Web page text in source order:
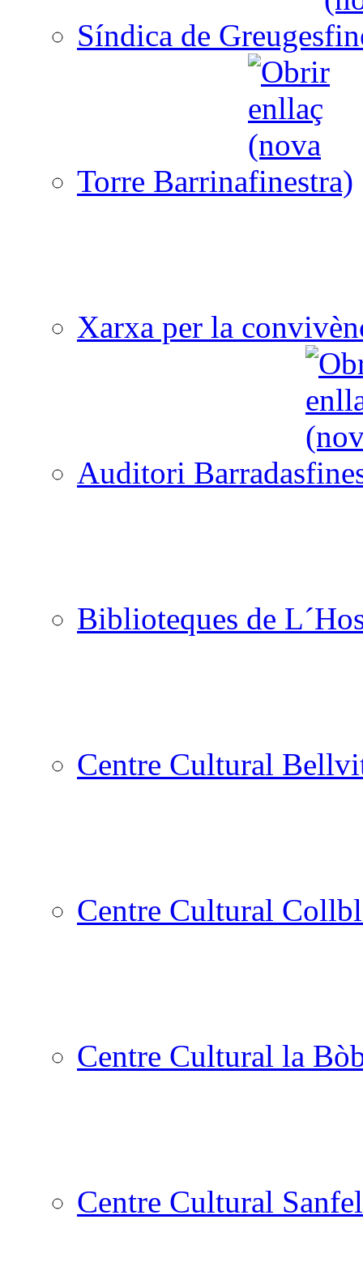
Síndica de Greuges
Torre Barrina
Xarxa per la
Auditori Barradas
Biblioteques de
Centre Cultural
Centre Cultural
Centre Cultural la
Centre Cultural